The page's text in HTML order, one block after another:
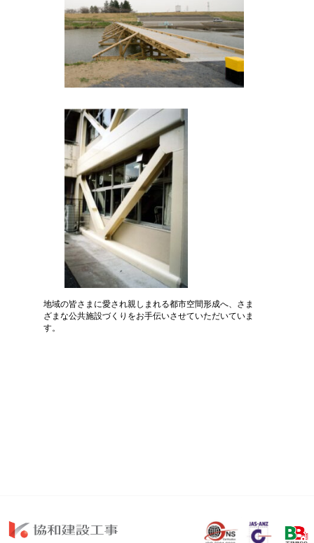
地域の皆さまに愛され親しまれる都市空間形成へ、さま
ざまな公共施設づくりをお手伝いさせていただいていま
す。